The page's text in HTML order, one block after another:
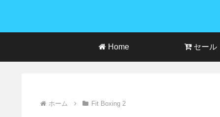
Home セール
ホーム Fit Boxing 2